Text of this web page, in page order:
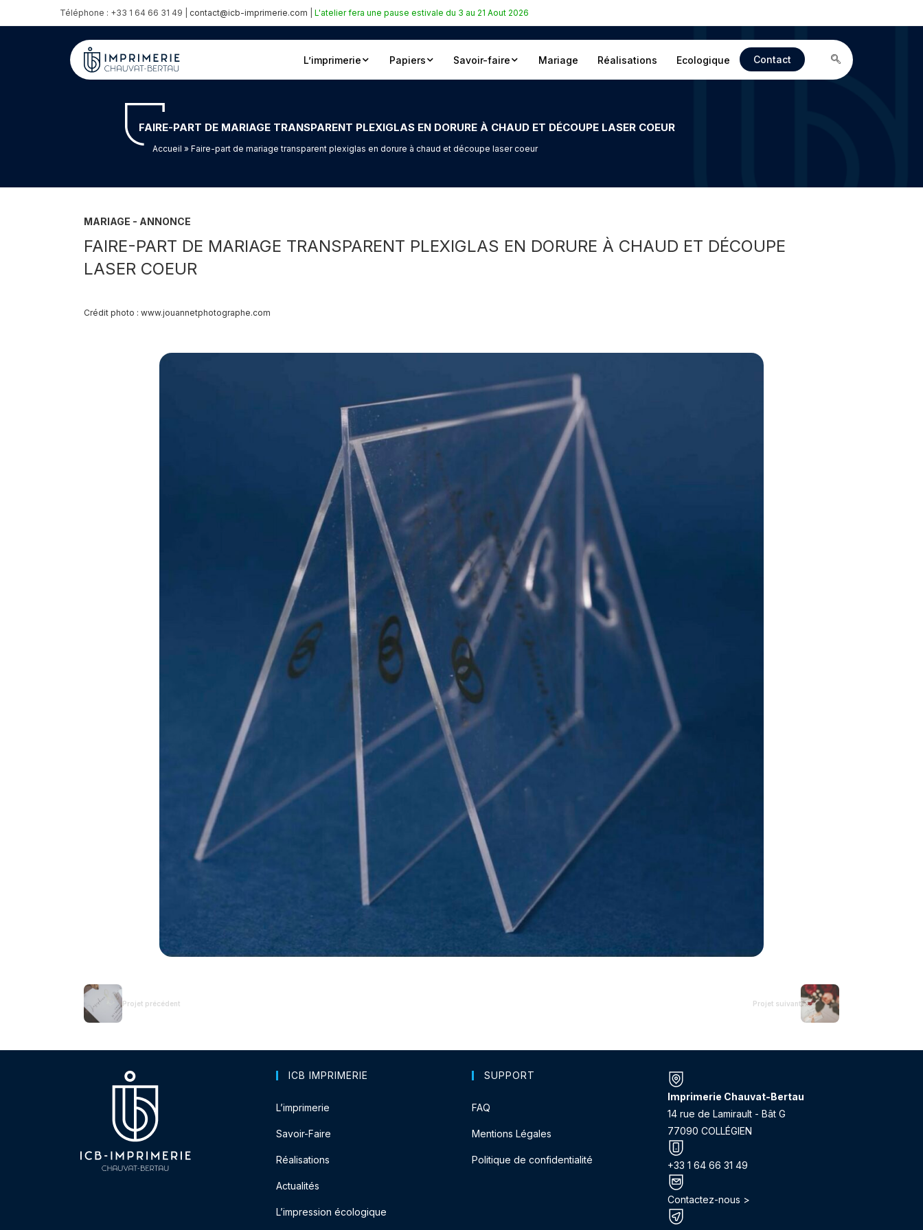
Téléphone : +33 1 64 66 31 49 | contact@icb-imprimerie.com L'atelier fera une pause estivale du 3 au 21 Aout 2026
L’imprimerie Papiers Savoir-faire Mariage Réalisations Ecologique Contact
FAIRE-PART DE MARIAGE TRANSPARENT PLEXIGLAS EN DORURE À CHAUD ET DÉCOUPE LASER COEUR
Accueil » Faire-part de mariage transparent plexiglas en dorure à chaud et découpe laser coeur
MARIAGE - ANNONCE
FAIRE-PART DE MARIAGE TRANSPARENT PLEXIGLAS EN DORURE À CHAUD ET DÉCOUPE
LASER COEUR
Crédit photo : www.jouannetphotographe.com
Projet précédent Projet suivant
ICB IMPRIMERIE
L’imprimerie
Savoir-Faire
Réalisations
Actualités
L’impression écologique
SUPPORT
FAQ
Mentions Légales
Politique de confidentialité
Imprimerie Chauvat-Bertau
14 rue de Lamirault - Bât G
77090 COLLÉGIEN
+33 1 64 66 31 49
Contactez-nous >